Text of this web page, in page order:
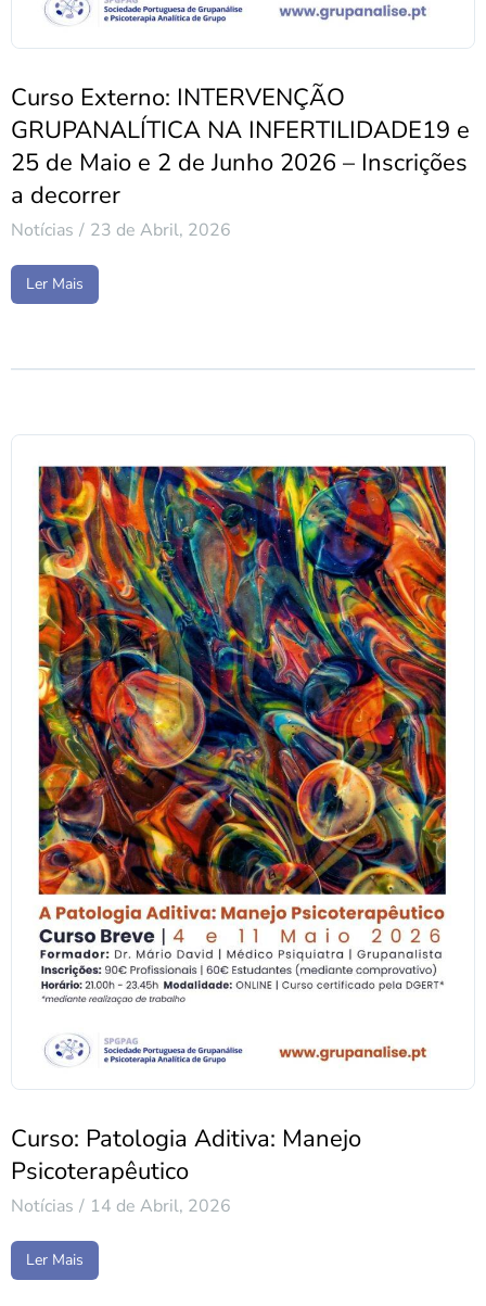
Curso Externo: INTERVENÇÃO
GRUPANALÍTICA NA INFERTILIDADE19 e
25 de Maio e 2 de Junho 2026 – Inscrições
a decorrer
Notícias 23 de Abril, 2026
Ler Mais
Curso: Patologia Aditiva: Manejo
Psicoterapêutico
Notícias 14 de Abril, 2026
Ler Mais